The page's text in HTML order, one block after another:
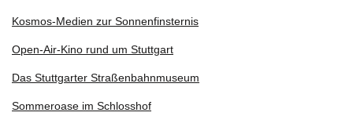
Kosmos-Medien zur Sonnenfinsternis
Open-Air-Kino rund um Stuttgart
Das Stuttgarter Straßenbahnmuseum
Sommeroase im Schlosshof